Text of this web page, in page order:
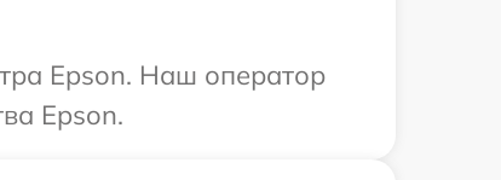
Epson. Наш оператор
Epson.